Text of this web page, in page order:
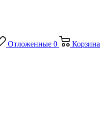
Отложенные 0 Корзина